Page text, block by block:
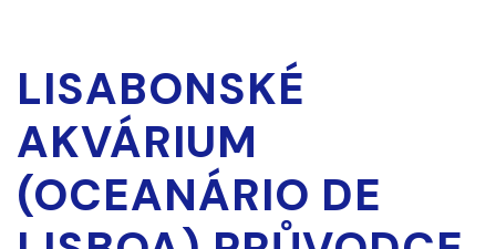
LISABONSKÉ
AKVÁRIUM
(OCEANÁRIO DE